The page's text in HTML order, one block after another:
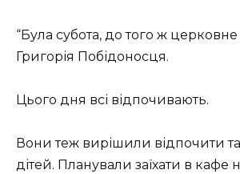
“Була субота, до того ж церковне
Григорія Побідоносця.
Цього дня всі відпочивають.
Вони теж вирішили відпочити
дітей. Планували заїхати в кафе